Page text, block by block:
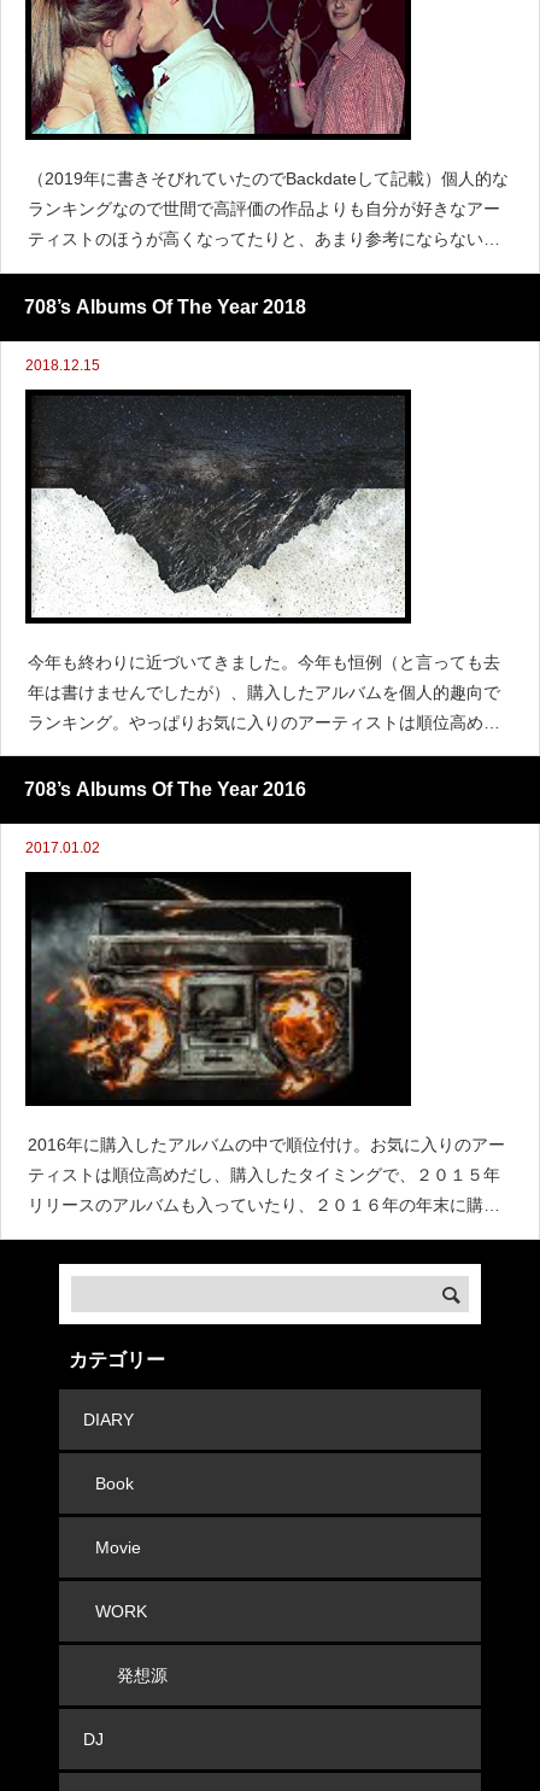
（2019年に書きそびれていたのでBackdateして記載）個人的な
ランキングなので世間で高評価の作品よりも自分が好きなアー
ティストのほうが高くなってたりと、あまり参考にならないか
もしれませんが、まあこんな感じでゆるりと。2019年一番再生
したのはこの曲でした。https://www.yo
708’s Albums Of The Year 2018
2018.12.15
今年も終わりに近づいてきました。今年も恒例（と言っても去
年は書けませんでしたが）、購入したアルバムを個人的趣向で
ランキング。やっぱりお気に入りのアーティストは順位高めだ
し、初聴で胸熱になったやつはあからさまに贔屓してるような
気もするので、レビューサイトや音楽雑誌とかの評価とはまっ
708’s Albums Of The Year 2016
2017.01.02
2016年に購入したアルバムの中で順位付け。お気に入りのアー
ティストは順位高めだし、購入したタイミングで、２０１５年
リリースのアルバムも入っていたり、２０１６年の年末に購入
したものは入ってないし、（来年まわしかな〜）、そもそも順
位すらも結構いい加減だったりと、なんだかユルい感じです
カテゴリー
DIARY
Book
Movie
WORK
発想源
DJ